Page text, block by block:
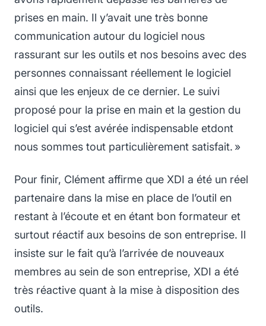
prises en main. Il y’avait une très bonne
communication autour du logiciel nous
rassurant sur les outils et nos besoins avec des
personnes connaissant réellement le logiciel
ainsi que les enjeux de ce dernier. Le suivi
proposé pour la prise en main et la gestion du
logiciel qui s’est avérée indispensable etdont
nous sommes tout particulièrement satisfait. »
Pour finir, Clément affirme que XDI a été un réel
partenaire dans la mise en place de l’outil en
restant à l’écoute et en étant bon formateur et
surtout réactif aux besoins de son entreprise. Il
insiste sur le fait qu’à l’arrivée de nouveaux
membres au sein de son entreprise, XDI a été
très réactive quant à la mise à disposition des
outils.